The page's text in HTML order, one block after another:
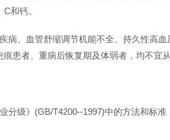
和钙。
、血管舒缩调节机能不全、持久性高血
患者、重病后恢复期及体弱者，均不宜从
级》(GB/T4200--1997)中的方法和标